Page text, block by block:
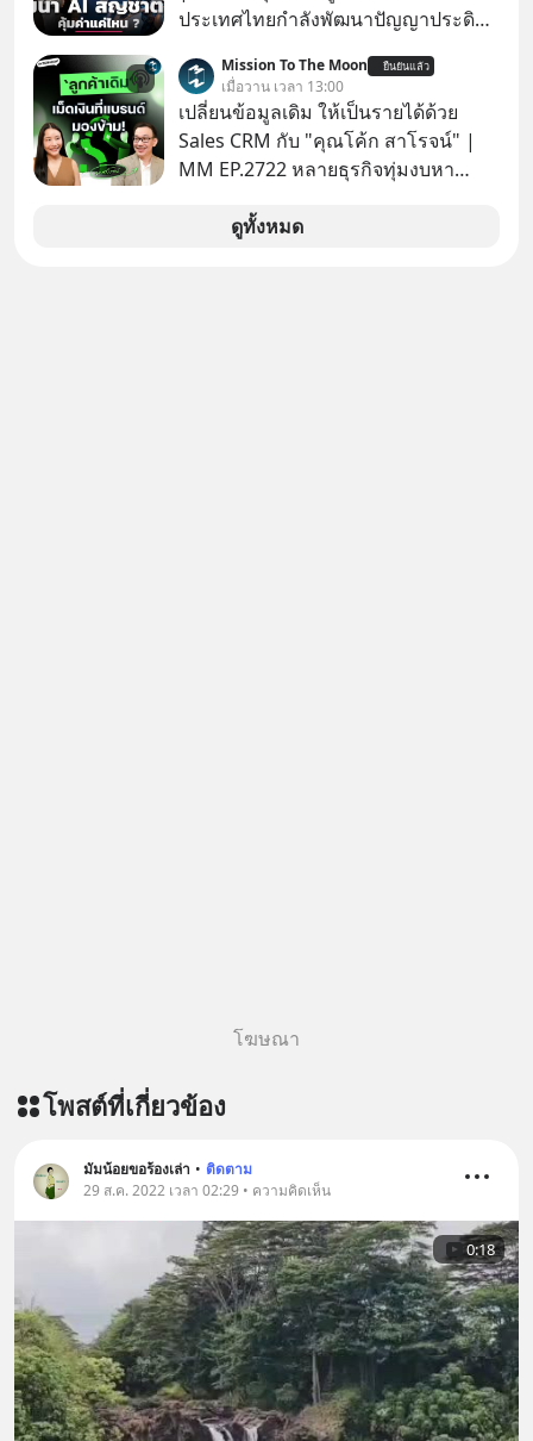
โกง #LivesSustainably #อยู่อย่าง
#FraudEducation #FinancialLiteracy
#DigitalBankWithHumanTouch
ประเทศไทยกำลังพัฒนาปัญญาประดิษฐ์
“ThaiLLM” เพื่อให้คนไทยมีโครงสร้าง
พื้นฐานด้าน AI ที่เข้าใจภาษาไทย และ
บริบททางสังคมไทยได้เป็นอย่างดี
คำถามคือ การลงมือพัฒนา AI ของ
ประเทศจะคุ้มค่าแค่ไหน ? และหลังจาก
นำ ThaiLLM มาใช้จริง จะเกิดอะไรขึ้น
กับสังคมไทย ธุรกิจไทย และเศรษฐกิจ
Mission To The Moon ยืนยันแล้ว
เมื่อวาน เวลา 13:00
เปลี่ยนข้อมูลเดิม ให้เป็นรายได้ด้วย
Sales CRM กับ "คุณโค้ก สาโรจน์" |
MM EP.2722 หลายธุรกิจทุ่มงบหา
แล้ว คือกลุ่มที่มีโอกาสซื้อซ้ำสูงที่สุด แต่
ดูทั้งหมด
โฆษณา
โพสต์ที่เกี่ยวข้อง
มัมน้อยขอร้องเล่า • ติดตาม
29 ส.ค. 2022 เวลา 02:29 • ความคิดเห็น
0:18